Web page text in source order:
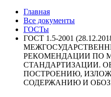
Главная
Все документы
ГОСТы
ГОСТ 1.5-2001
РЕКОМЕНДАЦИИ ПО
СТАНДАРТИЗАЦИИ.
ПОСТРОЕНИЮ,
СОДЕРЖАНИЮ И